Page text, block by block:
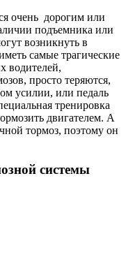
очень дорогим или
подъемника или
возникнуть в
самые трагические
водителей,
просто теряются,
усилии, или педаль
тренировка
двигателем. А
тормоз, поэтому он
системы